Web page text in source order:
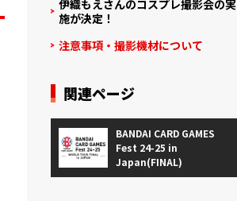
伊織もえさんのコスプレ撮影会の実
施が決定！
注意事項・撮影機材について
関連ページ
BANDAI CARD GAMES
Fest 24-25 in
Japan(FINAL)